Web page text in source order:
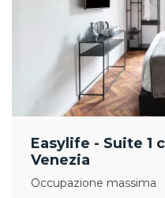
Easylife - Suite 1
Venezia
Occupazione massima